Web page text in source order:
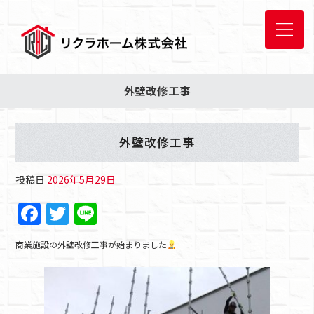
外壁改修工事
外壁改修工事
投稿日 2026年5月29日
F
a
c
T
w
itt
n
e
商業施設の外壁改修工事が始まりました